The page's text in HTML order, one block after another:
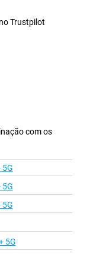
Trustpilot
com os
5G
5G
5G
5G